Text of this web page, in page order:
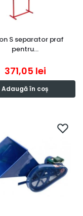
S separator praf
pentru…
371,05 lei
Adaugă în coș